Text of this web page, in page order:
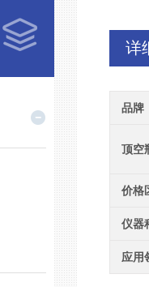
详
品牌
顶空
价格
仪器
应用